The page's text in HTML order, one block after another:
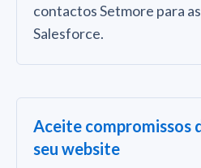
contactos Setmore para
Salesforce.
Aceite compromissos
seu website